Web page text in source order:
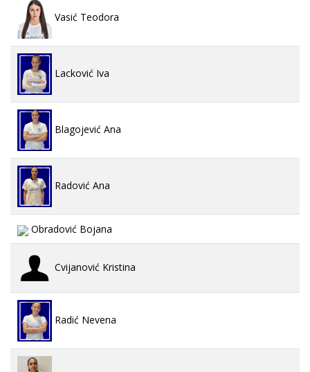
Vasić Teodora
Lacković Iva
Blagojević Ana
Radović Ana
Obradović Bojana
Cvijanović Kristina
Radić Nevena